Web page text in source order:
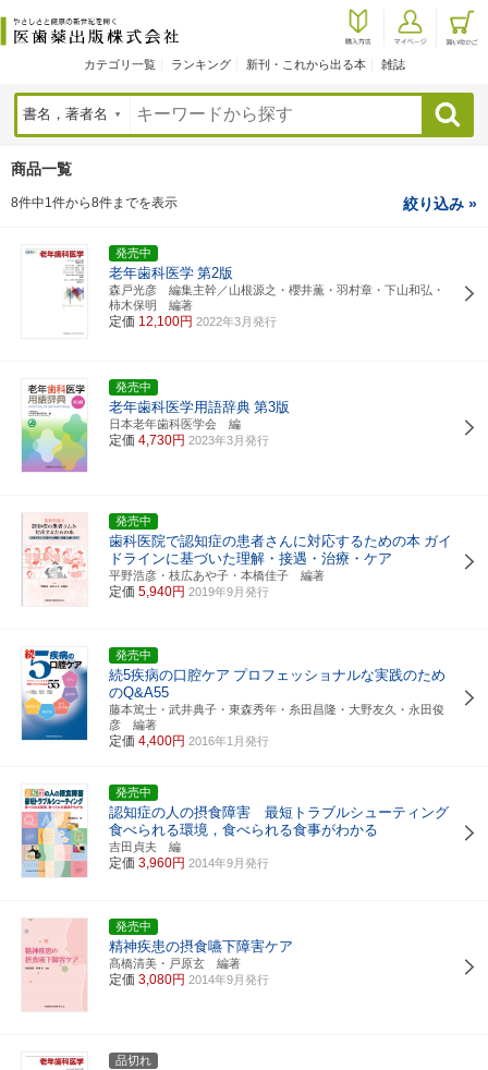
カテゴリ一覧 ランキング 新刊・これから出る本 雑誌
検索
商品一覧
8件中1件から8件までを表示 絞り込み »
発売中
老年歯科医学 第2版
森戸光彦 編集主幹／山根源之・櫻井薫・羽村章・下山和弘・
柿木保明 編著
定価 12,100円 2022年3月発行
発売中
老年歯科医学用語辞典 第3版
日本老年歯科医学会 編
定価 4,730円 2023年3月発行
発売中
歯科医院で認知症の患者さんに対応するための本 ガイ
ドラインに基づいた理解・接遇・治療・ケア
平野浩彦・枝広あや子・本橋佳子 編著
定価 5,940円 2019年9月発行
発売中
続5疾病の口腔ケア プロフェッショナルな実践のため
のQ&A55
藤本篤士・武井典子・東森秀年・糸田昌隆・大野友久・永田俊
彦 編著
定価 4,400円 2016年1月発行
発売中
認知症の人の摂食障害 最短トラブルシューティング
食べられる環境，食べられる食事がわかる
吉田貞夫 編
定価 3,960円 2014年9月発行
発売中
精神疾患の摂食嚥下障害ケア
髙橋清美・戸原玄 編著
定価 3,080円 2014年9月発行
品切れ